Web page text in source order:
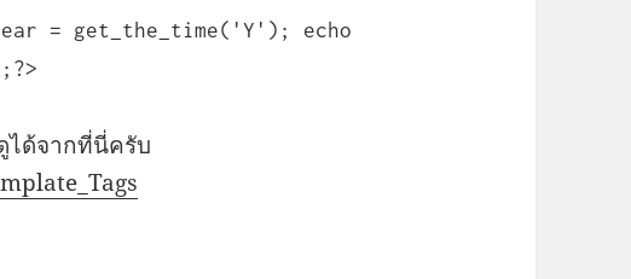
= get_the_time('Y'); echo
ได้จากที่นี่ครับ